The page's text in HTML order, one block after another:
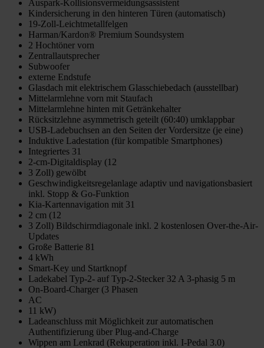
Auspark-Kollisionsvermeidungsassistent
Kindersicherung in den hinteren Türen (automatisch)
19-Zoll-Leichtmetallfelgen
Harman/Kardon® Premium Soundsystem
2 Hochtöner vorn
Zentrallautsprecher
Subwoofer
externe Endstufe
Glasdach mit elektrischem Glasschiebedach (ausstellbar)
Mittelarmlehne vorn mit Staufach
Mittelarmlehne hinten mit Getränkehalter
Rücksitzlehne asymmetrisch geteilt (60:40) umklappbar
USB-Ladebuchsen an den Seiten der Vordersitze (je eine)
Induktive Ladestation (für kompatible Smartphones)
Integriertes 31
2-cm-Digitaldisplay (12
3 Zoll) gewölbt
Geschwindigkeitsregelanlage adaptiv und navigationsbasiert
inkl. Stopp & Go-Funktion
Kia-Kartennavigation mit 31
2 cm (12
3 Zoll) Bildschirmdiagonale inkl. 2 kostenlosen Over-the-Air-
Updates
Große Batterie 81
4 kWh
Smart-Key und Startknopf
Ladekabel Typ-2- auf Typ-2-Stecker 32 A 3-phasig 5 m
On-Board-Charger (3 Phasen
AC
11 kW)
Ladeanschluss mit Möglichkeit zur automatischen
Authentifizierung über Plug-and-Charge
Wippen am Lenkrad (Rekuperation inkl. I-Pedal 3.0)